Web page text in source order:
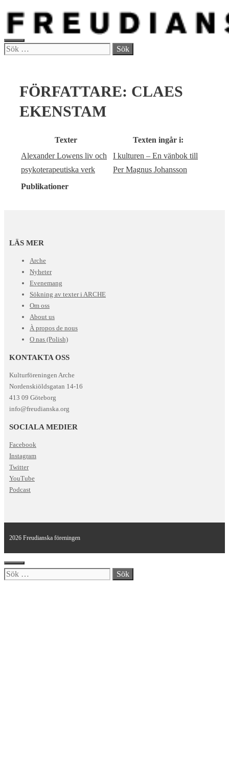
Hoppa
innehåll
MENY
Sök
FÖRFATTARE: CLAES
EKENSTAM
Texter
Texten ingår i:
Alexander Lowens liv och
psykoterapeutiska verk
I kulturen – En vänbok till
Per Magnus Johansson
Publikationer
LÄS MER
Arche
Nyheter
Evenemang
Sökning av texter i ARCHE
Om oss
About us
À propos de nous
O nas (Polish)
KONTAKTA OSS
Kulturföreningen Arche
Nordenskiöldsgatan 14-16
413 09 Göteborg
info@freudianska.org
SOCIALA MEDIER
Facebook
Instagram
Twitter
YouTube
Podcast
2026 Freudianska föreningen
Stäng
Sök